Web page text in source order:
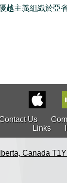
越主義組織於亞
Us
Links
Canada